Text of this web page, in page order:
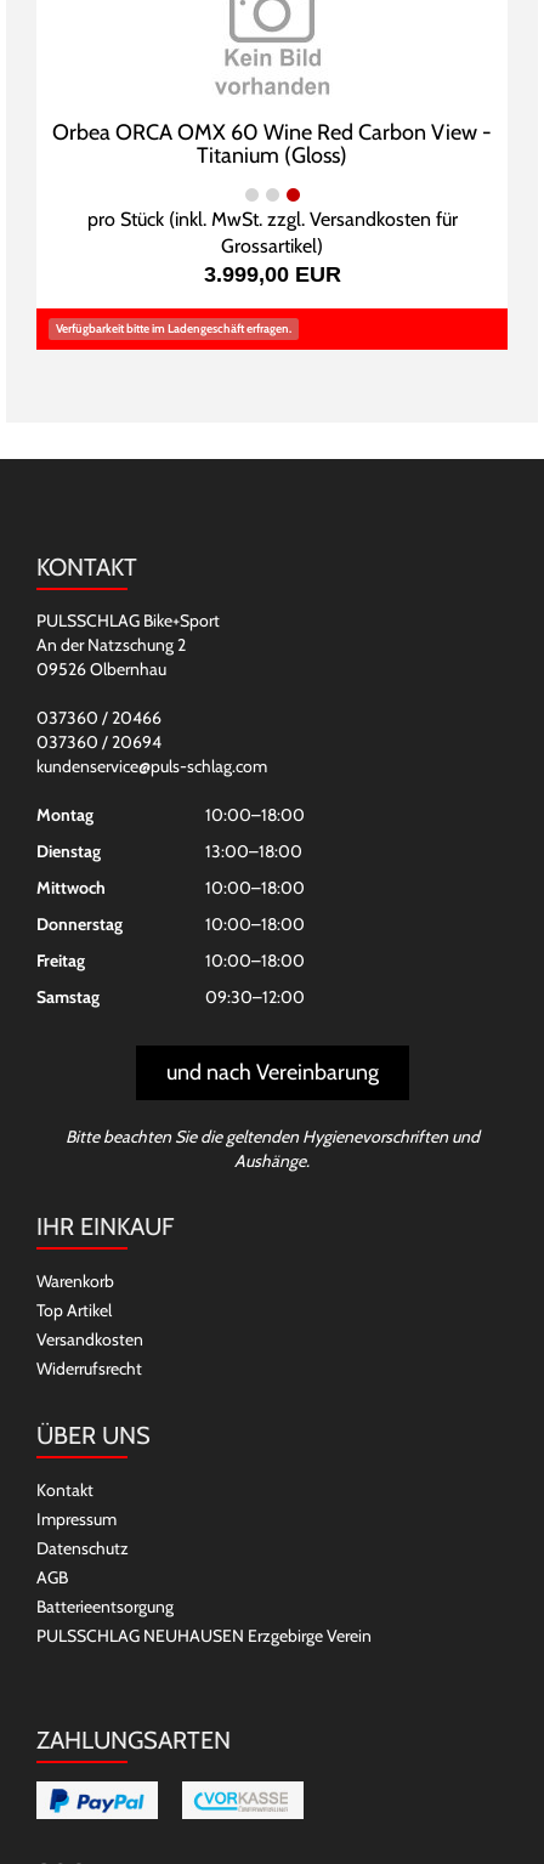
Orbea ORCA OMX 60 Wine Red Carbon View -
Titanium (Gloss)
pro Stück (inkl. MwSt. zzgl. Versandkosten für
Grossartikel)
3.999,00 EUR
Verfügbarkeit bitte im Ladengeschäft erfragen.
KONTAKT
PULSSCHLAG Bike+Sport
An der Natzschung 2
09526 Olbernhau
037360 / 20466
037360 / 20694
kundenservice@puls-schlag.com
Montag
10:00–18:00
Dienstag
13:00–18:00
Mittwoch
10:00–18:00
Donnerstag
10:00–18:00
Freitag
10:00–18:00
Samstag
09:30–12:00
und nach Vereinbarung
Bitte beachten Sie die geltenden Hygienevorschriften und
Aushänge.
IHR EINKAUF
Warenkorb
Top Artikel
Versandkosten
Widerrufsrecht
ÜBER UNS
Kontakt
Impressum
Datenschutz
AGB
Batterieentsorgung
PULSSCHLAG NEUHAUSEN Erzgebirge Verein
ZAHLUNGSARTEN